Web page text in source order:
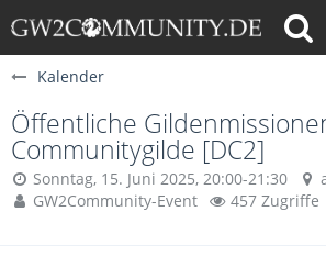
Kalender
Öffentliche
Communitygilde [DC2]
Sonntag, 15. Juni 2025, 20:00-21:30
GW2Community-Event
457 Zugriffe